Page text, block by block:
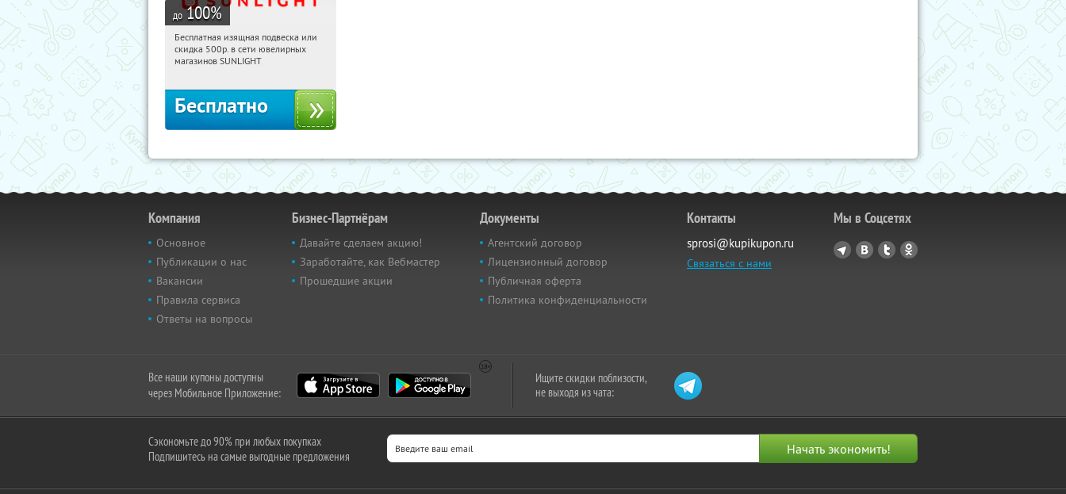
до 100%
04:58:53 Получили:
Россия
Бесплатная изящная подвеска или
скидка 500р. в сети ювелирных
магазинов SUNLIGHT
Бесплатно
Компания
Основное
Публикации о нас
Вакансии
Правила сервиса
Ответы на вопросы
Бизнес-Партнёрам
Давайте сделаем акцию!
Заработайте, как Вебмастер
Прошедшие акции
Документы
Агентский договор
Лицензионный договор
Публичная оферта
Политика конфиденциальности
Контакты
sprosi@kupikupon.ru
Связаться с нами
Мы в Соцсетях
Все наши купоны доступны
через Мобильное Приложение:
Ищите скидки поблизости,
не выходя из чата:
Сэкономьте до 90% при любых покупках
Подпишитесь на самые выгодные предложения